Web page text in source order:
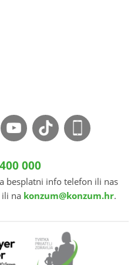
000
besplatni info telefon ili nas
ili na konzum@konzum.hr.